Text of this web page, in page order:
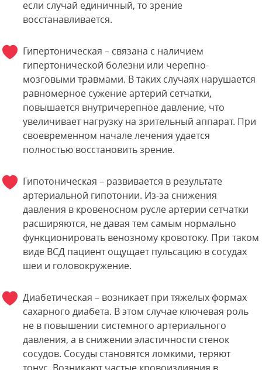
если случай единичный, то зрение
восстанавливается.
Гипертоническая – связана с наличием
гипертонической болезни или черепно-
мозговыми травмами. В таких случаях нарушается
равномерное сужение артерий сетчатки,
повышается внутричерепное давление, что
увеличивает нагрузку на зрительный аппарат. При
своевременном начале лечения удается
полностью восстановить зрение.
Гипотоническая – развивается в результате
артериальной гипотонии. Из-за снижения
давления в кровеносном русле артерии сетчатки
расширяются, не давая тем самым нормально
функционировать венозному кровотоку. При таком
виде ВСД пациент ощущает пульсацию в сосудах
шеи и головокружение.
Диабетическая – возникает при тяжелых формах
сахарного диабета. В этом случае ключевая роль
не в повышении системного артериального
давления, а в снижении эластичности стенок
сосудов. Сосуды становятся ломкими, теряют